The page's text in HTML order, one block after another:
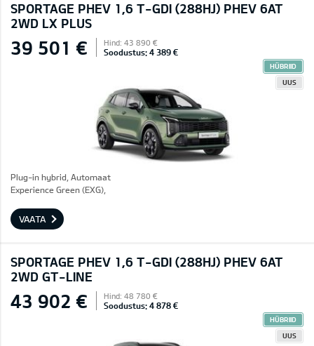
SPORTAGE PHEV 1,6 T-GDI (288HJ) PHEV 6AT
2WD LX PLUS
39 501 € Hind: 43 890 €
Soodustus: 4 389 €
HÜBRIID
UUS
Plug-in hybrid, Automaat
Experience Green (EXG),
VAATA
SPORTAGE PHEV 1,6 T-GDI (288HJ) PHEV 6AT
2WD GT-LINE
43 902 € Hind: 48 780 €
Soodustus: 4 878 €
HÜBRIID
UUS